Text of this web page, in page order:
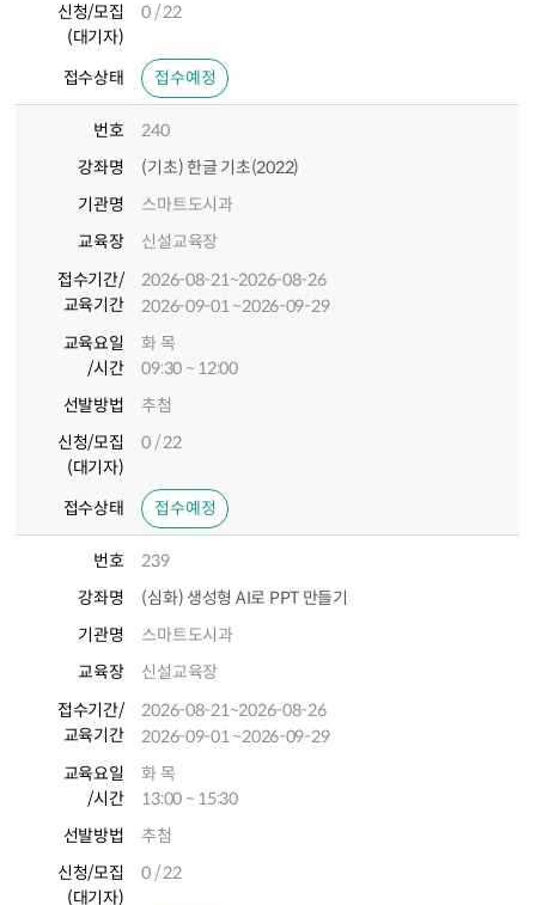
신청/모집
(대기자)
0 / 22
접수상태 접수예정
번호
240
강좌명
(기초) 한글 기초(2022)
기관명
스마트도시과
교육장
신설교육장
접수기간/
교육기간
2026-08-21~2026-08-26
2026-09-01~2026-09-29
교육요일
/시간
화 목
09:30 ~ 12:00
선발방법
추첨
신청/모집
(대기자)
0 / 22
접수상태 접수예정
번호
239
강좌명
(심화) 생성형 AI로 PPT 만들기
기관명
스마트도시과
교육장
신설교육장
접수기간/
교육기간
2026-08-21~2026-08-26
2026-09-01~2026-09-29
교육요일
/시간
화 목
13:00 ~ 15:30
선발방법
추첨
신청/모집
(대기자)
0 / 22